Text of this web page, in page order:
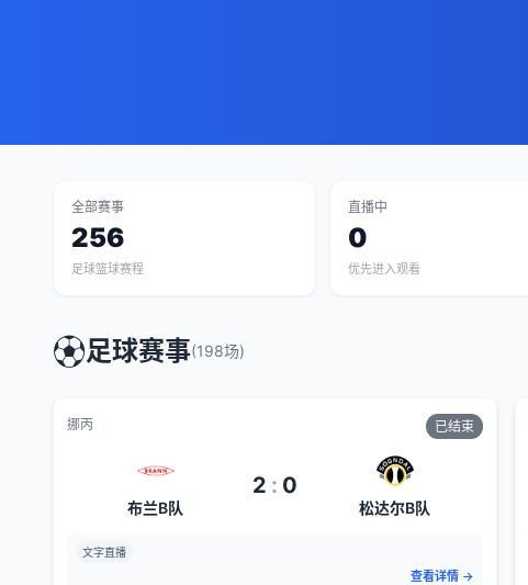
全部赛事
256
足球篮球赛程
直播中
0
优先进入观看
⚽足球赛事(198场)
挪丙 已结束
布兰B队
2 : 0
松达尔B队
文字直播
查看详情 →